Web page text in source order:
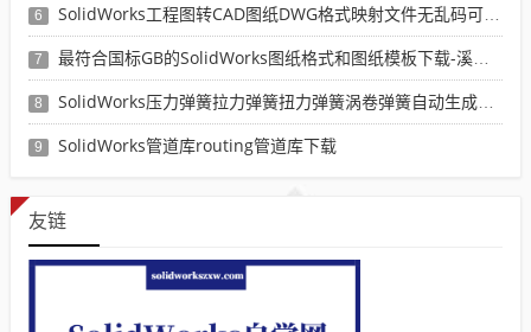
6 SolidWorks工程图转CAD图纸DWG格式映射文件无乱码可分层-溪风亲测推荐
7 最符合国标GB的SolidWorks图纸格式和图纸模板下载-溪风专用版
8 SolidWorks压力弹簧拉力弹簧扭力弹簧涡卷弹簧自动生成宏程序下载
9 SolidWorks管道库routing管道库下载
友链